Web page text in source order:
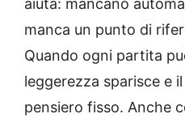
aiuta: mancano
manca un punto di
Quando ogni partita
leggerezza sparisce e
pensiero fisso. Anche